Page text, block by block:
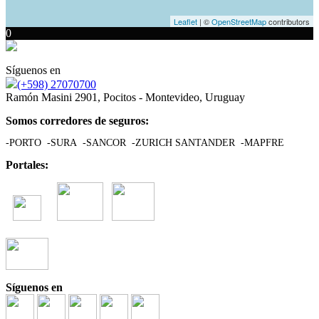
Leaflet | ©OpenStreetMapcontributors
0
Síguenos en
(+598) 27070700
Ramón Masini 2901, Pocitos - Montevideo, Uruguay
Somos corredores de seguros:
-PORTO -SURA -SANCOR -ZURICH SANTANDER -MAPFRE
Portales:
Síguenos en